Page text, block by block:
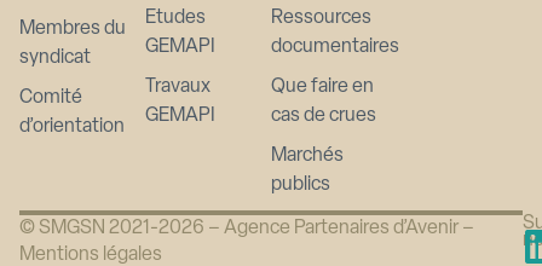
Membres du
syndicat
Comité
d’orientation
Etudes
GEMAPI
Travaux
GEMAPI
Ressources
documentaires
Que faire en
cas de crues
Marchés
publics
© SMGSN 2021-2026 – Agence Partenaires d’Avenir –
Mentions légales